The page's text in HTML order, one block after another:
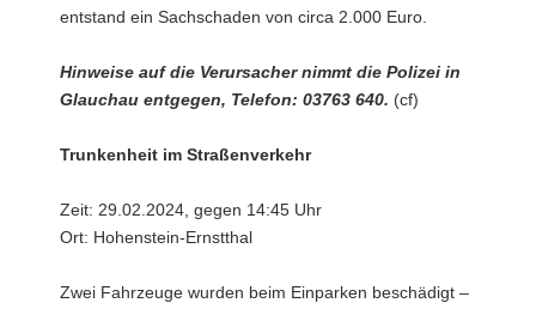
entstand ein Sachschaden von circa 2.000 Euro.
Hinweise auf die Verursacher nimmt die Polizei in
Glauchau entgegen, Telefon: 03763 640. (cf)
Trunkenheit im Straßenverkehr
Zeit: 29.02.2024, gegen 14:45 Uhr
Ort: Hohenstein-Ernstthal
Zwei Fahrzeuge wurden beim Einparken beschädigt –